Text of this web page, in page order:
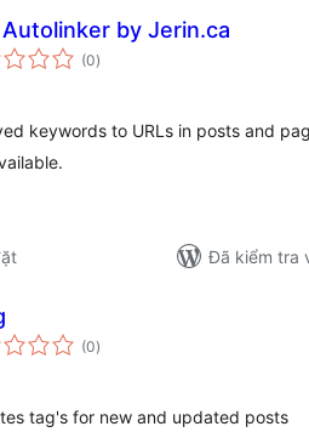
Autolinker by Jerin.ca
(0tổng
đánh
)
keywords to URLs in posts and
Đã kiểm tra
(0tổng
đánh
)
tag's for new and updated posts